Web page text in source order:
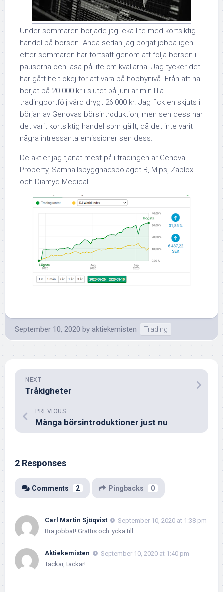
Under sommaren började jag leka lite med kortsiktig
handel på börsen. Ända sedan jag börjat jobba igen
efter sommaren har fortsatt genom att följa börsen i
pauserna och läsa på lite om kvällarna. Jag tycker det
har gått helt okej för att vara på hobbynivå. Från att ha
börjat på 20 000 kr i slutet på juni är min lilla
tradingportfölj värd drygt 26 000 kr. Jag fick en skjuts i
början av Genovas börsintroduktion, men sen dess har
det varit kortsiktig handel som gällt, då det inte varit
några intressanta emissioner sen dess.
De aktier jag tjänat mest på i tradingen är Genova
Property, Samhällsbyggnadsbolaget B, Mips, Zaplox
och Diamyd Medical.
September 10, 2020 by aktiekemisten Trading
NEXT
Tråkigheter
PREVIOUS
Många börsintroduktioner just nu
2 Responses
Comments 2 Pingbacks 0
Carl Martin Sjöqvist
September 10, 2020 at 1:38 pm
Bra jobbat! Grattis och lycka till.
Aktiekemisten
September 10, 2020 at 1:40 pm
Tackar, tackar!